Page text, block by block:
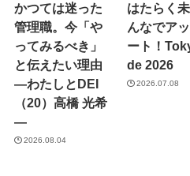
かつては迷った
管理職。今「や
ってみるべき」
と伝えたい理由
―わたしとDEI
（20）高橋 光希
―
2026.08.04
はたらく
んなでア
ート！
de 2026
2026.07.08